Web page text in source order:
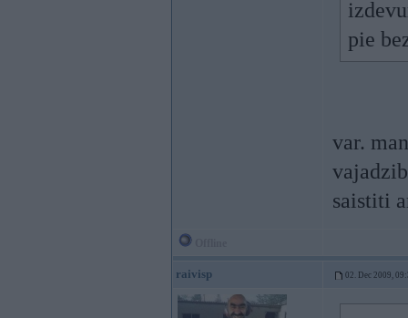
pie
var.
saistiti
raivisp 02. Dec 2009,